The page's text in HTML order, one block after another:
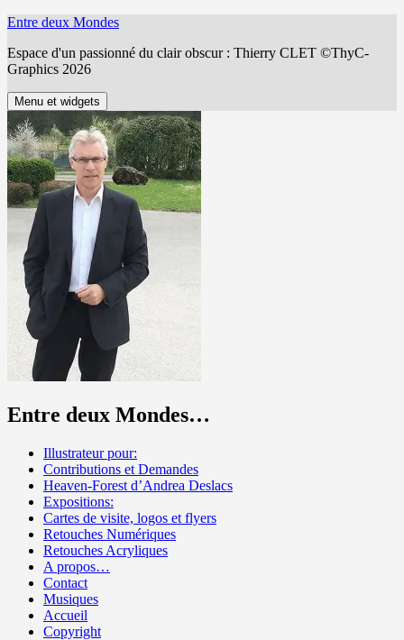
Aller
contenu
Entre deux Mondes
Espace d'un passionné du clair obscur : Thierry CLET ©ThyC-
Graphics 2026
Menu et widgets
Entre deux Mondes…
Illustrateur pour:
Contributions et Demandes
Heaven-Forest d’Andrea Deslacs
Expositions:
Cartes de visite, logos et flyers
Retouches Numériques
Retouches Acryliques
A propos…
Contact
Musiques
Accueil
Copyright